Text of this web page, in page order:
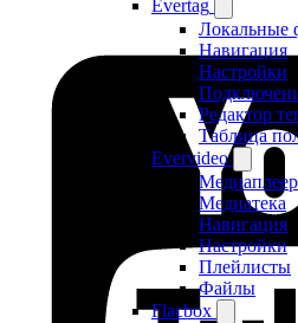
Evertag
Локальные
Навигация
Настройки
Редактор
Таблица
Evervideo
Медиаплеер
Медиатека
Навигация
Настройки
Плейлисты
Файлы
Flacbox